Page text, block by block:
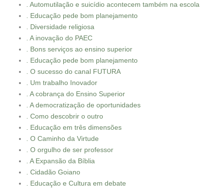
. Automutilação e suicídio acontecem também na escola
. Educação pede bom planejamento
. Diversidade religiosa
. A inovação do PAEC
. Bons serviços ao ensino superior
. Educação pede bom planejamento
. O sucesso do canal FUTURA
. Um trabalho Inovador
. A cobrança do Ensino Superior
. A democratização de oportunidades
. Como descobrir o outro
. Educação em três dimensões
. O Caminho da Virtude
. O orgulho de ser professor
. A Expansão da Bíblia
. Cidadão Goiano
. Educação e Cultura em debate